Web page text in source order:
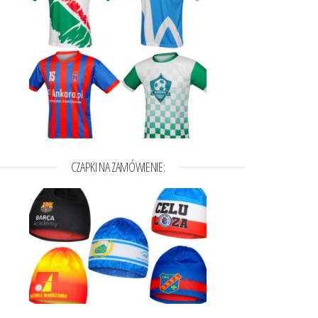
wybrać na stronie produktu
do 64,98zł
wiele wariantów. Opcje można wybrać na stronie produktu
CZAPKI NA ZAMÓWIENIE: